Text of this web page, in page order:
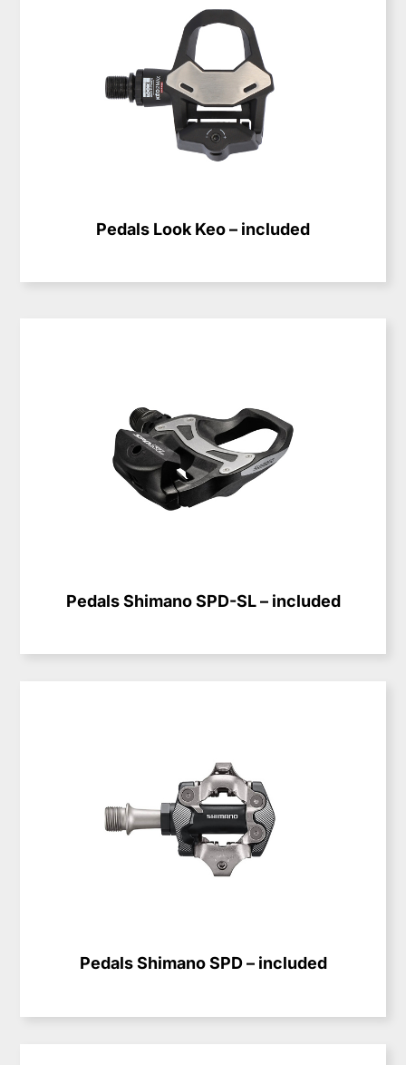
Pedals Look Keo – included
Pedals Shimano SPD-SL – included
Pedals Shimano SPD – included